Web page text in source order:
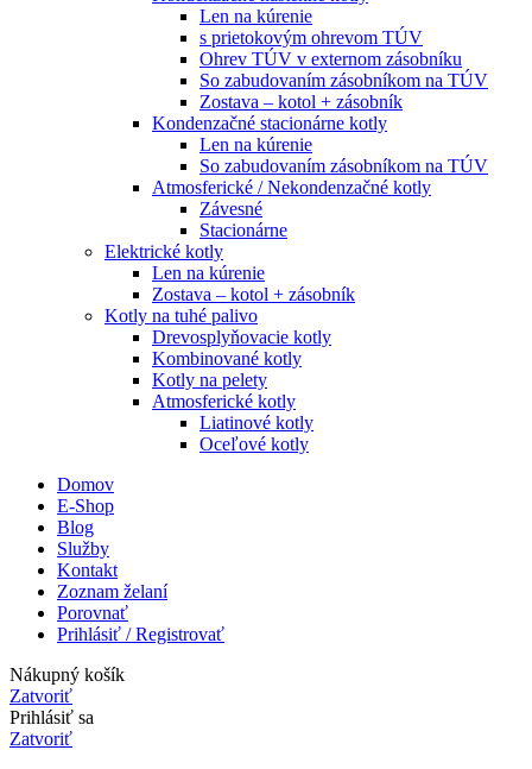
Len na kúrenie
s prietokovým ohrevom TÚV
Ohrev TÚV v externom zásobníku
So zabudovaním zásobníkom na TÚV
Zostava – kotol + zásobník
Kondenzačné stacionárne kotly
Len na kúrenie
So zabudovaním zásobníkom na TÚV
Atmosferické / Nekondenzačné kotly
Závesné
Stacionárne
Elektrické kotly
Len na kúrenie
Zostava – kotol + zásobník
Kotly na tuhé palivo
Drevosplyňovacie kotly
Kombinované kotly
Kotly na pelety
Atmosferické kotly
Liatinové kotly
Oceľové kotly
Domov
E-Shop
Blog
Služby
Kontakt
Zoznam želaní
Porovnať
Prihlásiť / Registrovať
Nákupný košík
Zatvoriť
Prihlásiť sa
Zatvoriť